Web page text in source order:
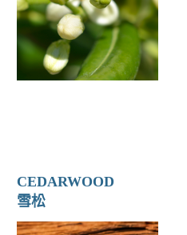
CEDARWOOD
雪松